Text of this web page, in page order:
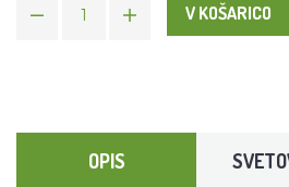
V KOŠARICO
OPIS